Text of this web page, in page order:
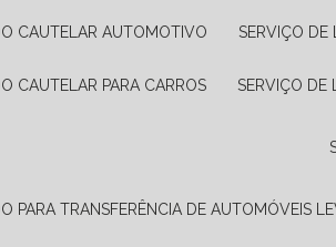
CAUTELAR AUTOMOTIVO SERVIÇO
CAUTELAR PARA CARROS SERVIÇO
PARA TRANSFERÊNCIA DE AUTOMÓVEIS